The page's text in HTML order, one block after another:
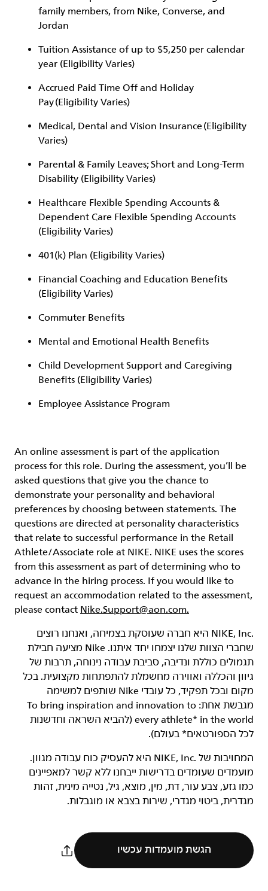
family members, from Nike, Converse, and
Jordan
Tuition Assistance of up to $5,250 per calendar
year (Eligibility Varies)
Accrued Paid Time Off and Holiday
Pay (Eligibility Varies)
Medical, Dental and Vision Insurance (Eligibility
Varies)
Parental & Family Leaves; Short and Long-Term
Disability (Eligibility Varies)
Healthcare Flexible Spending Accounts &
Dependent Care Flexible Spending Accounts
(Eligibility Varies)
401(k) Plan (Eligibility Varies)
Financial Coaching and Education Benefits
(Eligibility Varies)
Commuter Benefits
Mental and Emotional Health Benefits
Child Development Support and Caregiving
Benefits (Eligibility Varies)
Employee Assistance Program
An online assessment is part of the application
process for this role. During the assessment, you’ll be
asked questions that give you the chance to
demonstrate your personality and behavioral
preferences by choosing between statements. The
questions are directed at personality characteristics
that relate to successful performance in the Retail
Athlete/Associate role at NIKE. NIKE uses the scores
from this assessment as part of determining who to
advance in the hiring process. If you would like to
request an accommodation related to the assessment,
please contact Nike.Support@aon.com.
‏NIKE, Inc.‎ היא חברה שעוסקת בצמיחה, ואנחנו רוצים
שחברי הצוות שלנו יצמחו יחד איתנו. Nike מציעה חבילת
תגמולים כוללת ונדיבה, סביבת עבודה נינוחה, תרבות של
גיוון והכללה ואווירה מחשמלת להתפתחות מקצועית. בכל
מקום ובכל תפקיד, כל עובדי Nike שותפים למשימה
מגבשת אחת: To bring inspiration and innovation to
every athlete* in the world (להביא השראה וחדשנות
לכל הספורטאים* בעולם).
המחויבות של NIKE, Inc.‎ היא להעסיק כוח עבודה מגוון.
מועמדים שעומדים בדרישות ייבחנו ללא קשר למאפיינים
כמו גזע, צבע עור, דת, מין, מוצא, גיל, נטייה מינית, זהות
מגדרית, ביטוי מגדרי, שירות בצבא או מוגבלות.
הגשת מועמדות עכשיו